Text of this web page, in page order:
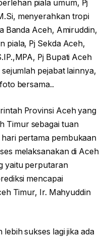
piala umum, Pj
menyerahkan tropi
Banda Aceh, Amiruddin,
piala, Pj Sekda Aceh,
Pj Bupati Aceh
pejabat lainnya,
bersama..
Provinsi Aceh yang
Timur sebagai tuan
pertama pembukaan
melaksanakan di Aceh
yaitu perputaran
mencapai
Timur, Ir. Mahyuddin
sukses lagi jika ada